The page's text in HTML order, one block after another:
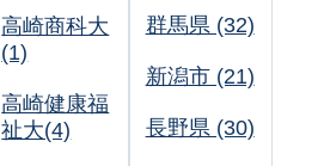
高崎商科大
(1)
高崎健康福
祉大(4)
群馬県 (32)
新潟市 (21)
長野県 (30)